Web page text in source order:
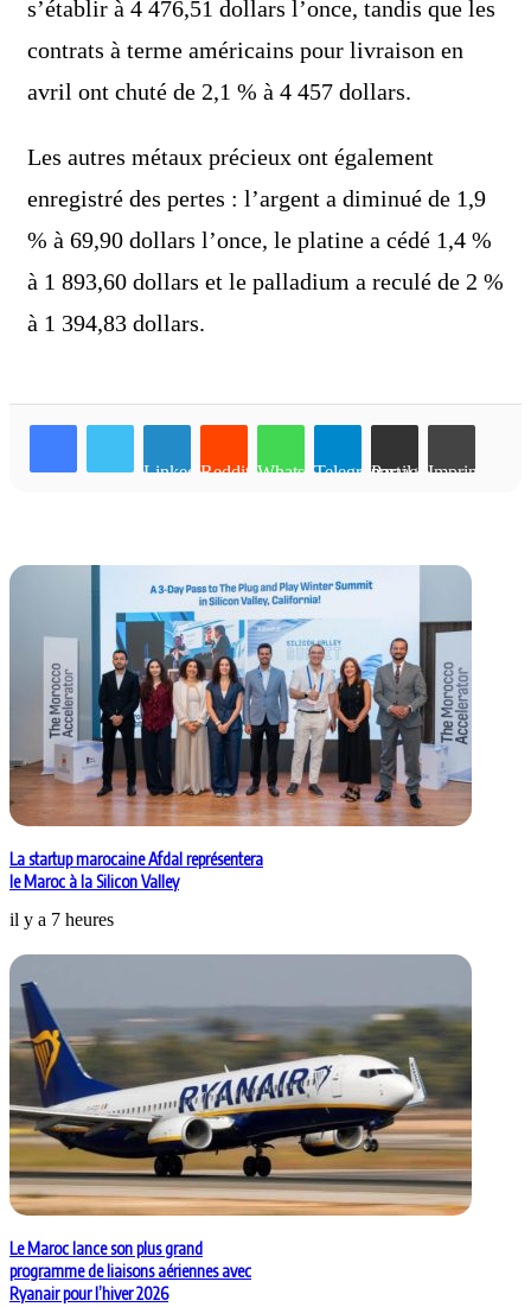
s’établir à 4 476,51 dollars l’once, tandis que les
contrats à terme américains pour livraison en
avril ont chuté de 2,1 % à 4 457 dollars.
Les autres métaux précieux ont également
enregistré des pertes : l’argent a diminué de 1,9
% à 69,90 dollars l’once, le platine a cédé 1,4 %
à 1 893,60 dollars et le palladium a reculé de 2 %
à 1 394,83 dollars.
LinkedinReddit WhatsAppTelegramPartager par email Imprimer
La startup marocaine Afdal représentera
le Maroc à la Silicon Valley
il y a 7 heures
Le Maroc lance son plus grand
programme de liaisons aériennes avec
Ryanair pour l’hiver 2026